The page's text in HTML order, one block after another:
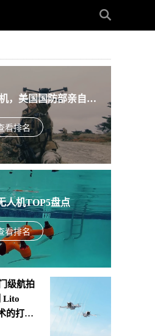
，美国国防部亲自下
SRR项目的五款无人机
看排名
人机TOP5盘点
看排名
级航拍
Lito
的打包